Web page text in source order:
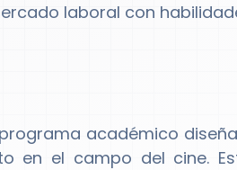
laboral con
académico
en el campo del cine.